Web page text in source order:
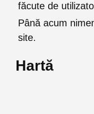
făcute de
Până acum
site.
Hartă